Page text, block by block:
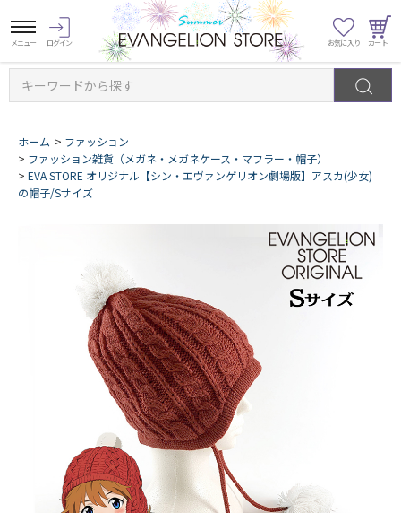
キーワードから探す
ホーム > ファッション
> ファッション雑貨（メガネ・メガネケース・マフラー・帽子）
> EVA STORE オリジナル【シン・エヴァンゲリオン劇場版】アスカ(少女)
の帽子/Sサイズ